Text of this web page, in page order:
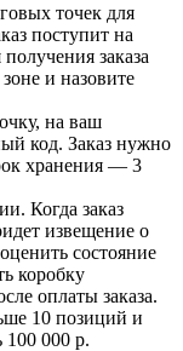
точек для
поступит на
заказа
и назовите
на ваш
код. Заказ нужно
хранения — 3
Когда заказ
извещение о
состояние
коробку
оплаты заказа.
10 позиций и
100 000 р.